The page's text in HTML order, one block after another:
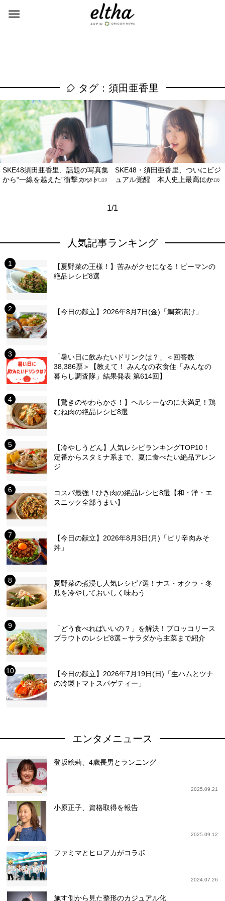
タグ：須田亜香里
SKE48須田亜香里、話題の写真集
から“一線を越えた”衝撃カット...
2018.07.09
SKE48・須田亜香里、ついにビジ
ュアル覚醒 本人史上最高にか...
2018.02.06
1/1
人気記事ランキング
【夏野菜の王様！】苦みがクセになる！ピーマンの
絶品レシピ8選
【今日の献立】2026年8月7日(金)「鯛茶漬け」
「暑い日に飲みたいドリンクは？」＜回答数
38,386票＞【教えて！ みんなの衣食住「みんなの
暮らし調査隊」結果発表 第614回】
【驚きのやわらかさ！】ヘルシーなのに大満足！鶏
むね肉の絶品レシピ8選
【冷やしうどん】人気レシピランキングTOP10！
定番からスタミナ系まで、夏に食べたい絶品アレン
ジ
コスパ最強！ひき肉の絶品レシピ8選【和・洋・エ
スニック全部うまい】
【今日の献立】2026年8月3日(月)「ピリ辛肉みそ
丼」
夏野菜の煮浸し人気レシピ7選！ナス・オクラ・冬
瓜を冷やしておいしく味わう
「どう食べればいいの？」を解決！ブロッコリース
プラウトのレシピ8選～サラダから主菜まで紹介
【今日の献立】2026年7月19日(日)「生ハムとツナ
の冷製トマトスパゲティー」
エンタメニュース
登坂絵莉、4歳長男とランニング
2025.09.21
小原正子、資格取得を報告
2025.09.12
ファミマとヒロアカがコラボ
2024.07.26
施す側から見た整形のカジュアル化